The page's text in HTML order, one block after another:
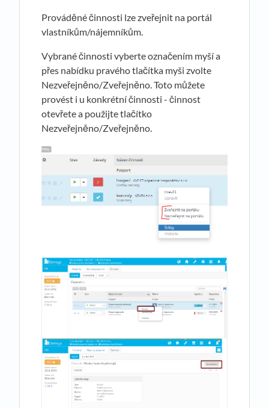
Prováděné činnosti lze zveřejnit na portál
vlastníkům/nájemníkům.
Vybrané činnosti vyberte označením myší a
přes nabídku pravého tlačítka myši zvolte
Nezveřejněno/Zveřejněno. Toto můžete
provést i u konkrétní činnosti - činnost
otevřete a použijte tlačítko
Nezveřejněno/Zveřejněno.